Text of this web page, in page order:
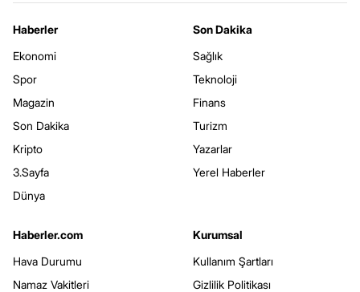
Haberler
Ekonomi
Spor
Magazin
Son Dakika
Kripto
3.Sayfa
Dünya
Son Dakika
Sağlık
Teknoloji
Finans
Turizm
Yazarlar
Yerel Haberler
Haberler.com
Hava Durumu
Namaz Vakitleri
Kurumsal
Kullanım Şartları
Gizlilik Politikası